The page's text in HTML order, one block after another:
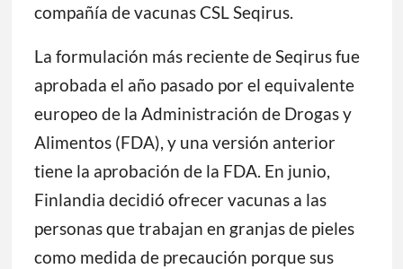
compañía de vacunas CSL Seqirus.
La formulación más reciente de Seqirus fue
aprobada el año pasado por el equivalente
europeo de la Administración de Drogas y
Alimentos (FDA), y una versión anterior
tiene la aprobación de la FDA. En junio,
Finlandia decidió ofrecer vacunas a las
personas que trabajan en granjas de pieles
como medida de precaución porque sus